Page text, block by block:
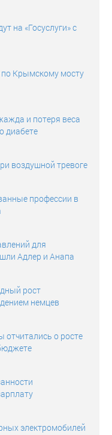
на «Госуслуги» с
Крымскому мосту
и потеря веса
диабете
воздушной тревоге
профессии в
для
Адлер и Анапа
рост
немцев
отчитались о росте
электромобилей